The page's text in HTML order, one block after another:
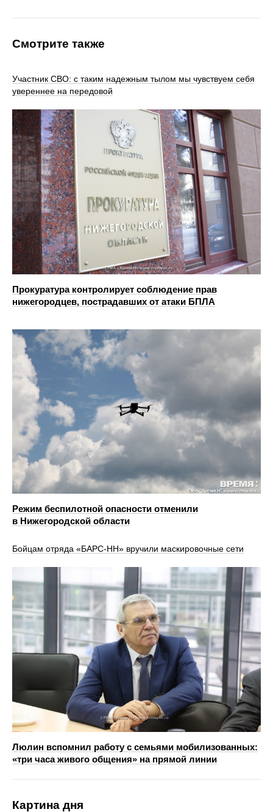
Смотрите также
Участник СВО: с таким надежным тылом мы чувствуем себя
увереннее на передовой
Прокуратура контролирует соблюдение прав
нижегородцев, пострадавших от атаки БПЛА
Режим беспилотной опасности отменили
в Нижегородской области
Бойцам отряда «БАРС-НН» вручили маскировочные сети
Люлин вспомнил работу с семьями мобилизованных:
«три часа живого общения» на прямой линии
Картина дня